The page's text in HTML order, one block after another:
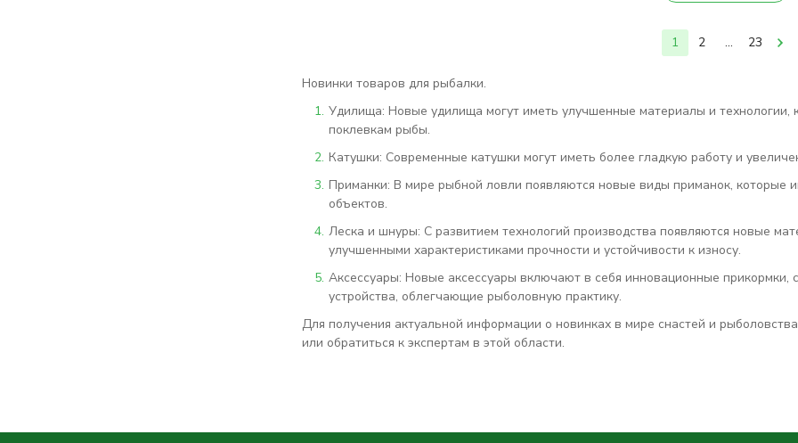
1 2 ... 23
Новинки товаров для рыбалки.
Удилища: Новые удилища могут иметь улучшенные материалы и технологии,
поклевкам рыбы.
Катушки: Современные катушки могут иметь более гладкую работу и
Приманки: В мире рыбной ловли появляются новые виды приманок, которые
объектов.
Леска и шнуры: С развитием технологий производства появляются новые
улучшенными характеристиками прочности и устойчивости к износу.
Аксессуары: Новые аксессуары включают в себя инновационные прикормки,
устройства, облегчающие рыболовную практику.
Для получения актуальной информации о новинках в мире снастей и
или обратиться к экспертам в этой области.